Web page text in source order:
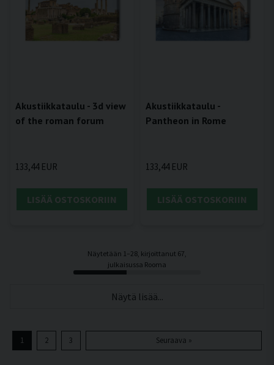
Akustiikkataulu - 3d view
of the roman forum
133,44 EUR
LISÄÄ OSTOSKORIIN
Akustiikkataulu -
Pantheon in Rome
133,44 EUR
LISÄÄ OSTOSKORIIN
Näytetään 1–28, kirjoittanut 67,
julkaisussa Rooma
Näytä lisää...
1 2 3 Seuraava »